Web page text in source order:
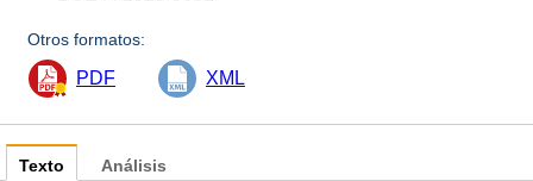
Otros formatos:
PDF XML
Texto Análisis